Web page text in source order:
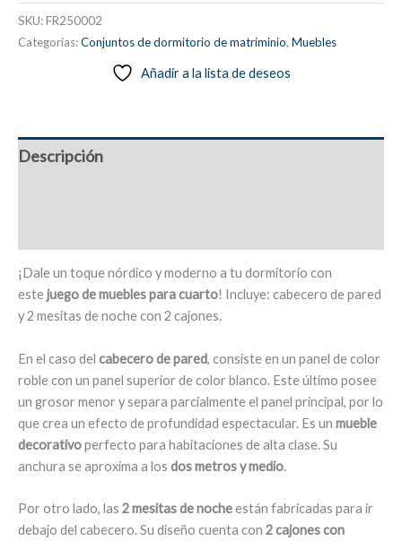
2
cajones,
Albondon
cantidad
SKU:FR250002
Categorías:Conjuntos de dormitorio de matriminio, Muebles
Añadir a la lista de deseos
Descripción
¡Dale un toque nórdico y moderno a tu dormitorio con
estejuego de muebles para cuarto! Incluye: cabecero de pared
y 2 mesitas de noche con 2 cajones.
En el caso del cabecero de pared, consiste en un panel de color
roble con un panel superior de color blanco. Este último posee
un grosor menor y separa parcialmente el panel principal, por lo
que crea un efecto de profundidad espectacular. Es un mueble
decorativoperfecto para habitaciones de alta clase. Su
anchura se aproxima a los dos metros y medio.
Por otro lado, las 2 mesitas de nocheestán fabricadas para ir
debajo del cabecero. Su diseño cuenta con 2 cajones con